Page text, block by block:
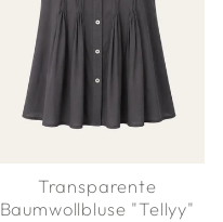
Transparente
Baumwollbluse "Tellyy"